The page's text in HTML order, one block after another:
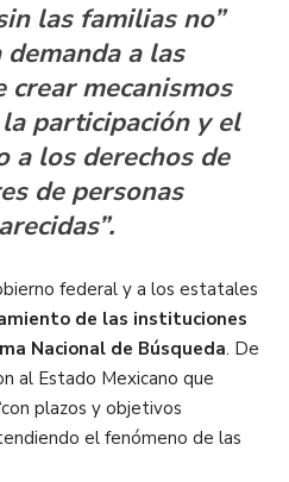
las familias no”
a las
mecanismos
participación y el
a los derechos de
de personas
federal y a los estatales
de las instituciones
Nacional de Búsqueda. De
al Estado Mexicano que
plazos y objetivos
el fenómeno de las